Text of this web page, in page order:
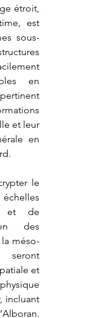
étroit,
est
sous-
en
et leur
en
le
et de
des
méso-
seront
et
incluant